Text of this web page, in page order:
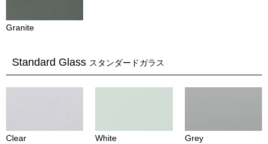
Granite
Standard Glass スタンダードガラス
Clear White Grey